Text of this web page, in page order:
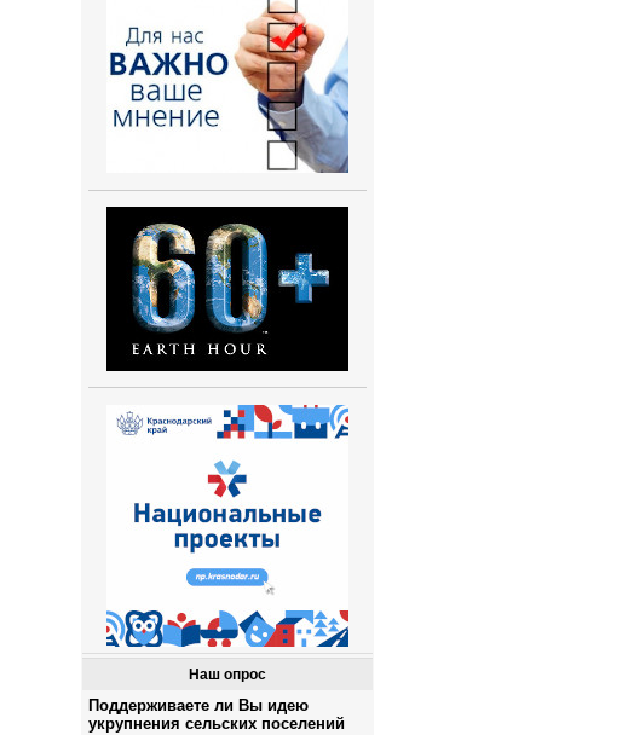
Наш опрос
Поддерживаете ли Вы идею
укрупнения сельских поселений